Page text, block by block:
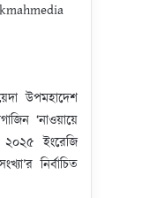
উপমহাদেশ
‘নাওয়ায়ে
ইংরেজি
নির্বাচিত